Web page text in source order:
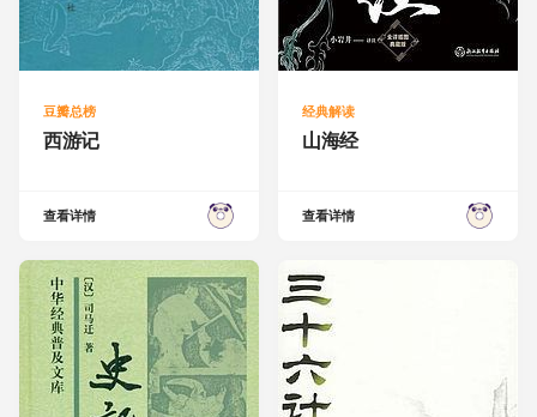
豆瓣总榜
西游记
查看详情
经典解读
山海经
查看详情